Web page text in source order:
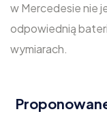
w Mercedesie nie
odpowiednią
wymiarach.